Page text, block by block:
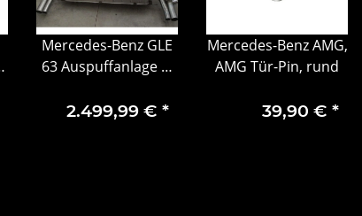
Mercedes-Benz GLE
63 Auspuffanlage 5-
2.499,99 € *
Mercedes-Benz AMG,
AMG Tür-Pin, rund
39,90 € *